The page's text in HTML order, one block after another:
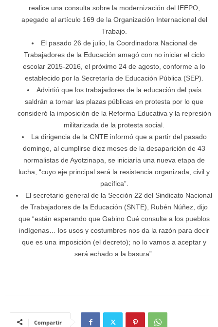
realice una consulta sobre la modernización del IEEPO,
apegado al artículo 169 de la Organización Internacional del
Trabajo.
El pasado 26 de julio, la Coordinadora Nacional de
Trabajadores de la Educación amagó con no iniciar el ciclo
escolar 2015-2016, el próximo 24 de agosto, conforme a lo
establecido por la Secretaría de Educación Pública (SEP).
Advirtió que los trabajadores de la educación del país
saldrán a tomar las plazas públicas en protesta por lo que
consideró la imposición de la Reforma Educativa y la represión
militarizada de la protesta social.
La dirigencia de la CNTE informó que a partir del pasado
domingo, al cumplirse diez meses de la desaparición de 43
normalistas de Ayotzinapa, se iniciaría una nueva etapa de
lucha, “cuyo eje principal será la resistencia organizada, civil y
pacífica”.
El secretario general de la Sección 22 del Sindicato Nacional
de Trabajadores de la Educación (SNTE), Rubén Núñez, dijo
que “están esperando que Gabino Cué consulte a los pueblos
indígenas… los usos y costumbres nos da la razón para decir
que es una imposición (el decreto); no lo vamos a aceptar y
será echado a la basura”.
Compartir